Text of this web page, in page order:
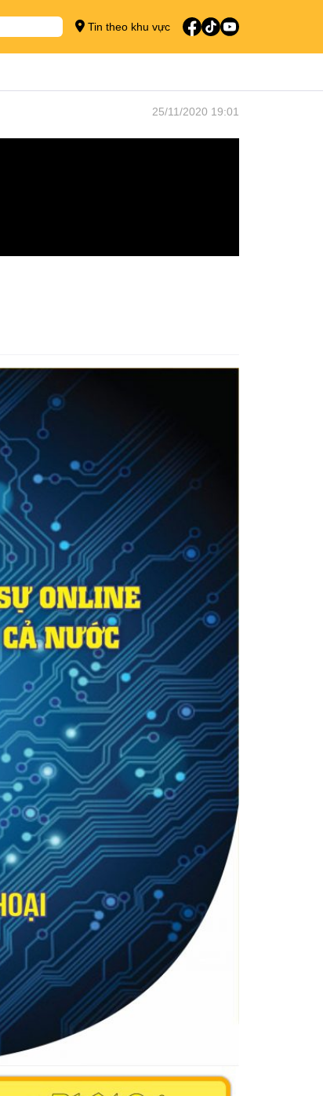
Tin theo khu vực
25/11/2020 19:01